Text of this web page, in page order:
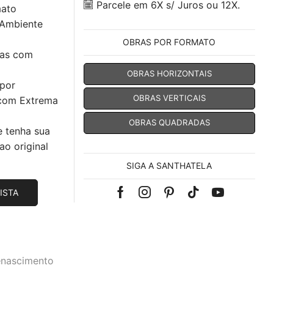
com
Extrema
tenha sua
original
Parcele em 6X s/ Juros ou 12X.
OBRAS POR FORMATO
OBRAS HORIZONTAIS
OBRAS VERTICAIS
OBRAS QUADRADAS
SIGA A SANTHATELA
FacebookInstagramPinterest
Tik-Youtube